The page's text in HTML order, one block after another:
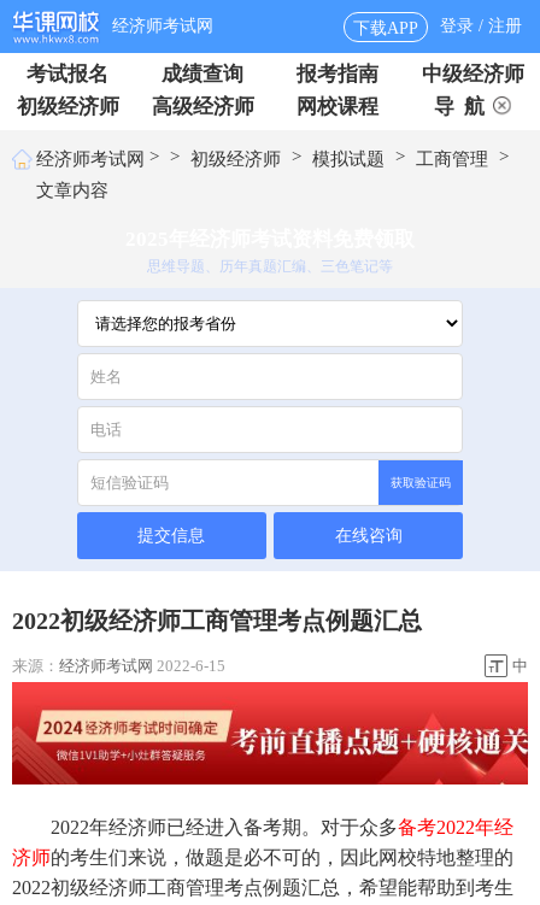
经济师考试网 下载APP 登录 / 注册
考试报名 成绩查询 报考指南
中级经济师
初级经济师
高级经济师 网校课程 导 航
经济师考试网 > > 初级经济师 > 模拟试题 > 工商管理
>
文章内容
思维导题、历年真题汇编、三色笔记等
获取验证码
提交信息 在线咨询
2022初级经济师工商管理考点例题汇总
来源： 经济师考试网 2022-6-15 中
2022年经济师已经进入备考期。对于众多备考2022年经
济师的考生们来说，做题是必不可的，因此网校特地整理的
2022初级经济师工商管理考点例题汇总，希望能帮助到考生